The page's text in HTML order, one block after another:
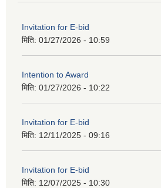
Invitation for E-bid
मिति: 01/27/2026 - 10:59
Intention to Award
मिति: 01/27/2026 - 10:22
Invitation for E-bid
मिति: 12/11/2025 - 09:16
Invitation for E-bid
मिति: 12/07/2025 - 10:30